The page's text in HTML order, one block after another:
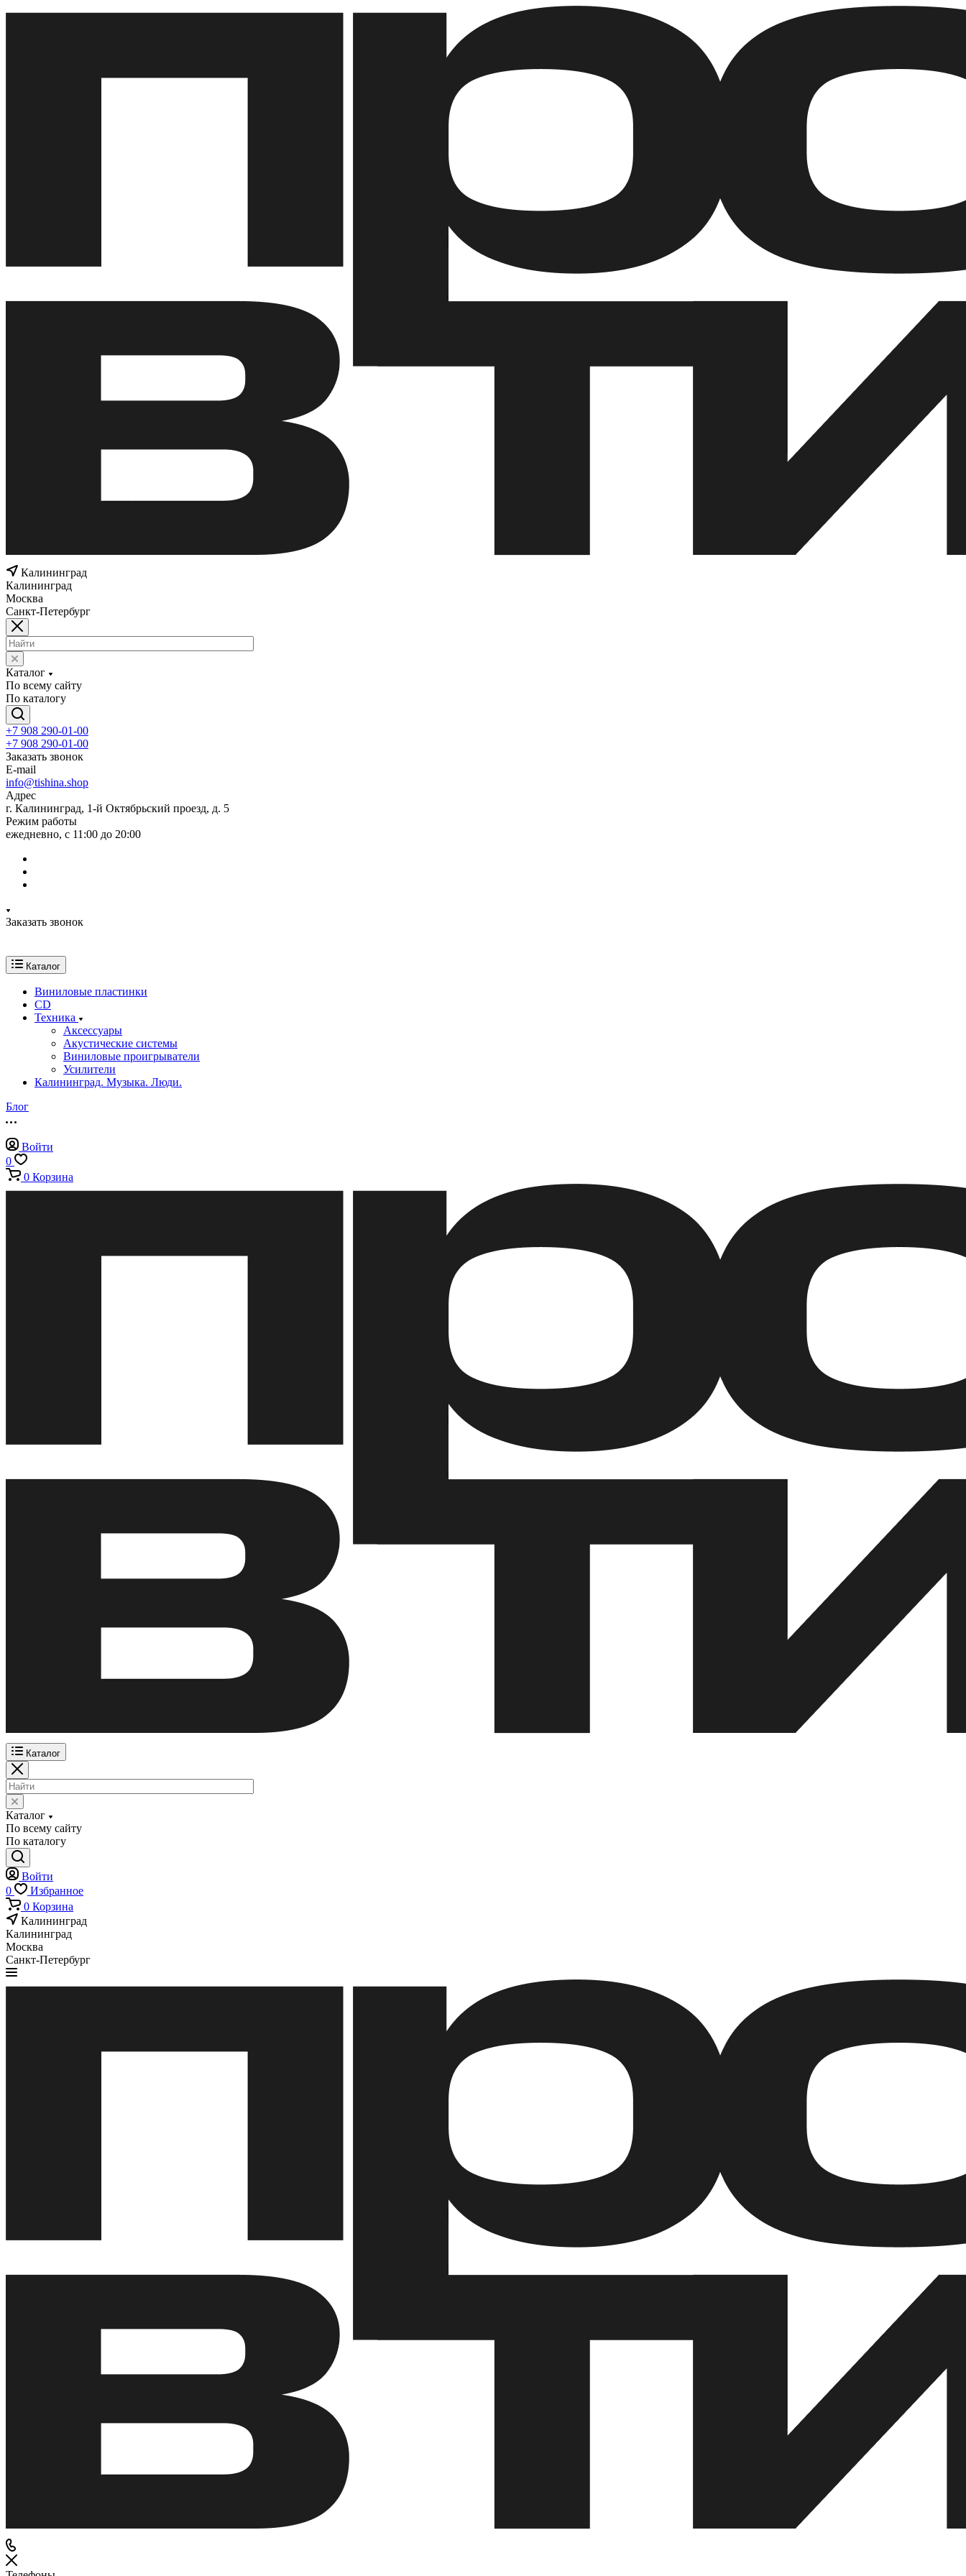
Калининград
Калининград
Москва
Санкт-Петербург
Каталог
По всему сайту
По каталогу
+7 908 290-01-00
+7 908 290-01-00
Заказать звонок
E-mail
info@tishina.shop
Адрес
г. Калининград, 1-й Октябрьский проезд, д. 5
Режим работы
ежедневно, с 11:00 до 20:00
Заказать звонок
Каталог
Виниловые пластинки
CD
Техника
Аксессуары
Акустические системы
Виниловые проигрыватели
Усилители
Калининград. Музыка. Люди.
Блог
Войти
0
0 Корзина
Каталог
Каталог
По всему сайту
По каталогу
Войти
0
Избранное
0 Корзина
Калининград
Калининград
Москва
Санкт-Петербург